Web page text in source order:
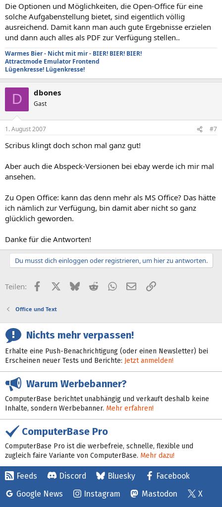
Die Optionen und Möglichkeiten, die Open-Office für eine
solche Aufgabenstellung bietet, sind eigentlich völlig
ausreichend. Damit kann man auch gute Ergebnisse erzielen
und dann auch alles als PDF zur Verfügung stellen..
Warmes Bier - Nicht mit mir - BIER! BIER! BIER!
Attractmode Emulator Frontend
Lügenkresse! Lügenkresse!
D dbones
Gast
1. August 2007 #7
Scribus klingt doch schon mal ganz gut!
Aber auch die Abspeck-Versionen bei ebay werde ich mir mal
ansehen.
Zu Open Office: kann das denn mehr als MS Office? Das hätte
ich nämlich zur Verfügung, bin damit aber nicht so ganz
glücklich geworden.
Danke für die Antworten!
Du musst dich einloggen oder registrieren, um hier zu antworten.
Teilen: FacebookX (Twitter)
BlueskyRedditWhatsApp
E-MailLink
Office und Text
Nichts mehr verpassen!
Erhalte eine Push-Benachrichtigung (oder einen Newsletter) bei
Erscheinen neuer Tests und Berichte: Jetzt anmelden!
Warum Werbebanner?
ComputerBase berichtet unabhängig und verkauft deshalb keine
Inhalte, sondern Werbebanner. Mehr erfahren!
ComputerBase Pro
ComputerBase Pro ist die werbefreie, schnelle, flexible und
zugleich faire Variante von ComputerBase. Mehr dazu!
Feeds Discord Bluesky
Facebook
Google News
Instagram Mastodon X